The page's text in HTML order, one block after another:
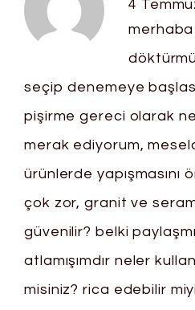
4
merhaba
seçip denemeye
pişirme gereci olarak
merak ediyorum,
ürünlerde yapışmasını
çok zor, granit ve
güvenilir? belki
atlamışımdır neler
misiniz? rica edebilir